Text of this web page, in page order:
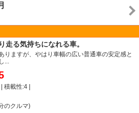
走る気持ちになれる車。
りますが、やはり車幅の広い普通車の安定感と
...
積載性:4 |
のクルマ)